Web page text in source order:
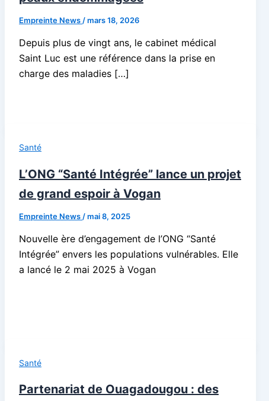
Empreinte News /mars 18, 2026
Depuis plus de vingt ans, le cabinet médical
Saint Luc est une référence dans la prise en
charge des maladies […]
Santé
L’ONG “Santé Intégrée” lance un projet
de grand espoir à Vogan
Empreinte News /mai 8, 2025
Nouvelle ère d’engagement de l’ONG “Santé
Intégrée” envers les populations vulnérables. Elle
a lancé le 2 mai 2025 à Vogan
Santé
Partenariat de Ouagadougou : des